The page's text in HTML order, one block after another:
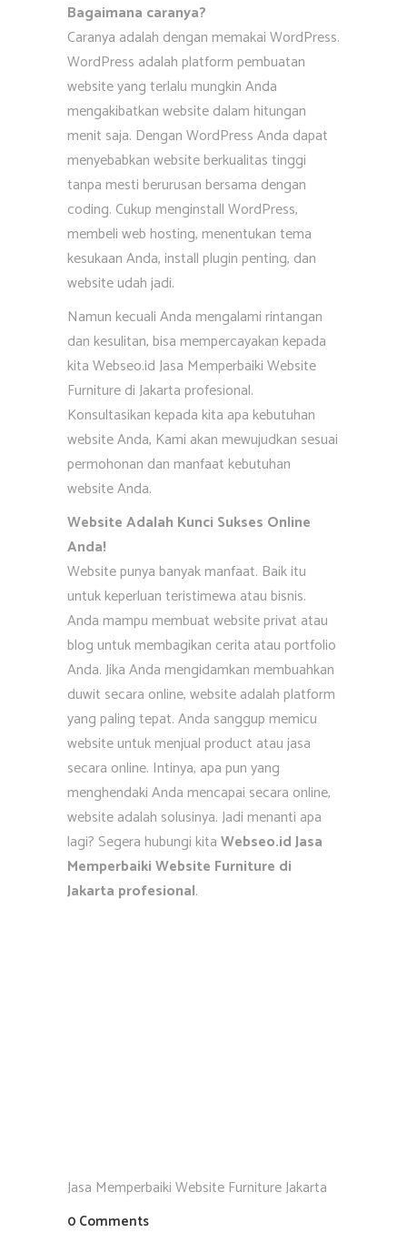
Bagaimana caranya?
Caranya adalah dengan memakai WordPress.
WordPress adalah platform pembuatan
website yang terlalu mungkin Anda
mengakibatkan website dalam hitungan
menit saja. Dengan WordPress Anda dapat
menyebabkan website berkualitas tinggi
tanpa mesti berurusan bersama dengan
coding. Cukup menginstall WordPress,
membeli web hosting, menentukan tema
kesukaan Anda, install plugin penting, dan
website udah jadi.
Namun kecuali Anda mengalami rintangan
dan kesulitan, bisa mempercayakan kepada
kita Webseo.id Jasa Memperbaiki Website
Furniture di Jakarta profesional.
Konsultasikan kepada kita apa kebutuhan
website Anda, Kami akan mewujudkan sesuai
permohonan dan manfaat kebutuhan
website Anda.
Website Adalah Kunci Sukses Online
Anda!
Website punya banyak manfaat. Baik itu
untuk keperluan teristimewa atau bisnis.
Anda mampu membuat website privat atau
blog untuk membagikan cerita atau portfolio
Anda. Jika Anda mengidamkan membuahkan
duwit secara online, website adalah platform
yang paling tepat. Anda sanggup memicu
website untuk menjual product atau jasa
secara online. Intinya, apa pun yang
menghendaki Anda mencapai secara online,
website adalah solusinya. Jadi menanti apa
lagi? Segera hubungi kitaWebseo.id Jasa
Memperbaiki Website Furniture di
Jakarta profesional.
Jasa Memperbaiki Website Furniture Jakarta
0 Comments